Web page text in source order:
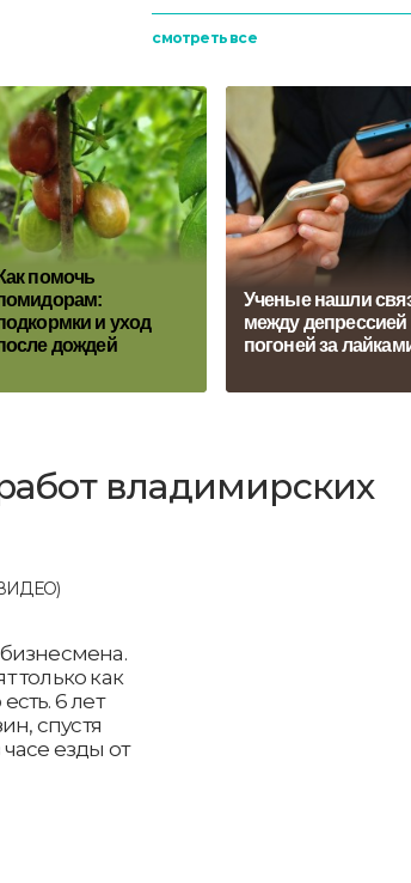
смотреть все
Как помочь
и уход
дождей
Ученые нашли
между депрессией
погоней за
владимирских
только как
6 лет
спустя
езды от